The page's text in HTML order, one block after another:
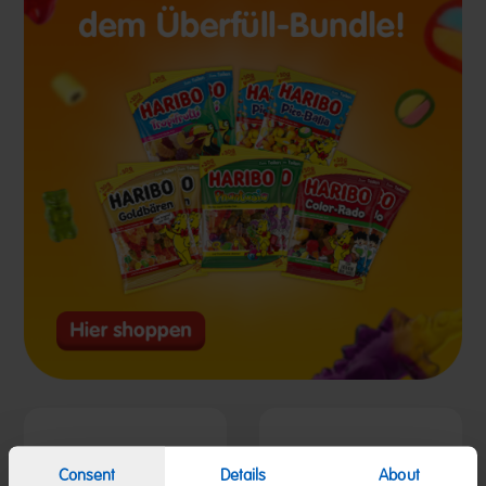
Consent Details About